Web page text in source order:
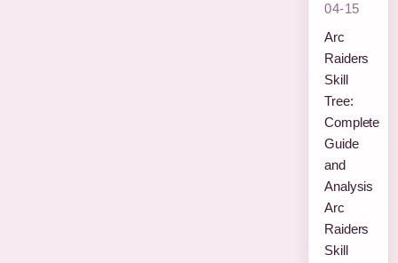
04-15
Arc
Raiders
Skill
Tree:
Complete
Guide
and
Analysis
Arc
Raiders
Skill